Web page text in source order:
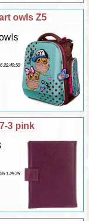
owls Z5
22:40:50
3 pink
1:29:25